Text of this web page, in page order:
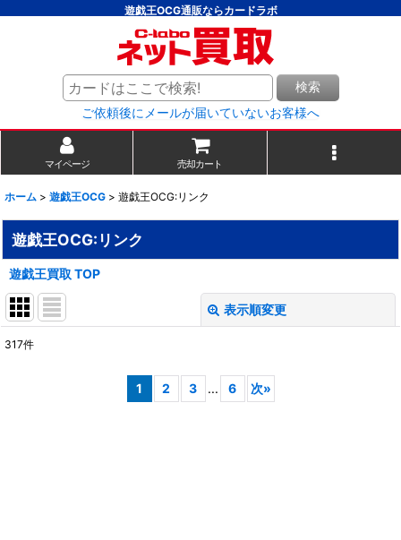
遊戯王OCG通販ならカードラボ
検索
ご依頼後にメールが届いていないお客様へ
マイページ 売却カート
ホーム > 遊戯王OCG > 遊戯王OCG:リンク
遊戯王OCG:リンク
遊戯王買取 TOP
表示順変更
317件
1 2 3 ... 6 次»